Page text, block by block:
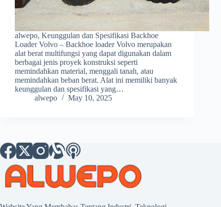
alwepo, Keunggulan dan Spesifikasi Backhoe
Loader Volvo – Backhoe loader Volvo merupakan
alat berat multifungsi yang dapat digunakan dalam
berbagai jenis proyek konstruksi seperti
memindahkan material, menggali tanah, atau
memindahkan beban berat. Alat ini memiliki banyak
keunggulan dan spesifikasi yang…
alwepo
May 10, 2025